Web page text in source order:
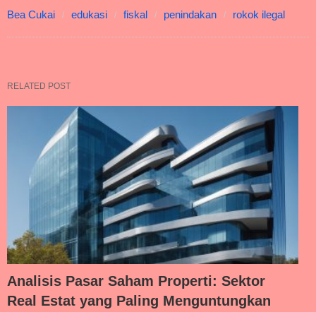
Bea Cukai edukasi fiskal penindakan rokok ilegal
RELATED POST
Analisis Pasar Saham Properti: Sektor
Real Estat yang Paling Menguntungkan